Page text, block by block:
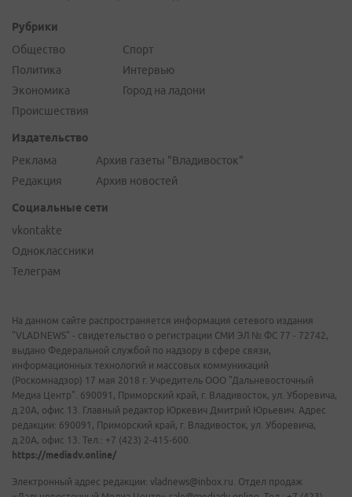
Рубрики
Общество
Политика
Экономика
Происшествия
Спорт
Интервью
Город на ладони
Издательство
Реклама
Редакция
Архив газеты "Владивосток"
Архив новостей
Социальные сети
vkontakte
Одноклассники
Телеграм
На данном сайте распространяется информация сетевого издания
"VLADNEWS" - свидетельство о регистрации СМИ ЭЛ № ФС 77 - 72742,
выдано Федеральной службой по надзору в сфере связи,
информационных технологий и массовых коммуникаций
(Роскомнадзор) 17 мая 2018 г. Учредитель ООО "Дальневосточный
Медиа Центр". 690091, Приморский край, г. Владивосток, ул. Уборевича,
д.20А, офис 13. Главный редактор Юркевич Дмитрий Юрьевич. Адрес
редакции: 690091, Приморский край, г. Владивосток, ул. Уборевича,
д.20А, офис 13. Тел.: +7 (423) 2-415-600.
https://mediadv.online/
Электронный адрес редакции: vladnews@inbox.ru. Отдел продаж